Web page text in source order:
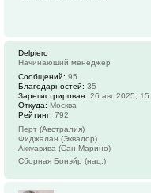
Delpiero
Начинающий менеджер
Сообщений: 95
Благодарностей: 35
Зарегистрирован: 26 авг 2025,
Откуда: Москва
Рейтинг: 792
Перт (Австралия)
Фиджалан (Эквадор)
Аккуавива (Сан-Марино)
Сборная Бонэйр (нац.)